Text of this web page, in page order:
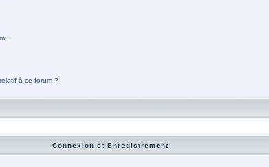
!
à ce forum ?
Connexion et Enregistrement